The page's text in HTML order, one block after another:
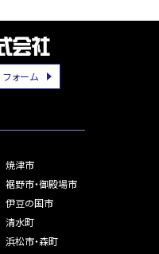
フォーム
焼津市
裾野市・御殿場市
伊豆の国市
清水町
浜松市・森町